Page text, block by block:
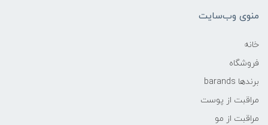
منوی وب‌سایت
خانه
فروشگاه
برندها barands
مراقبت از پوست
مراقبت از مو